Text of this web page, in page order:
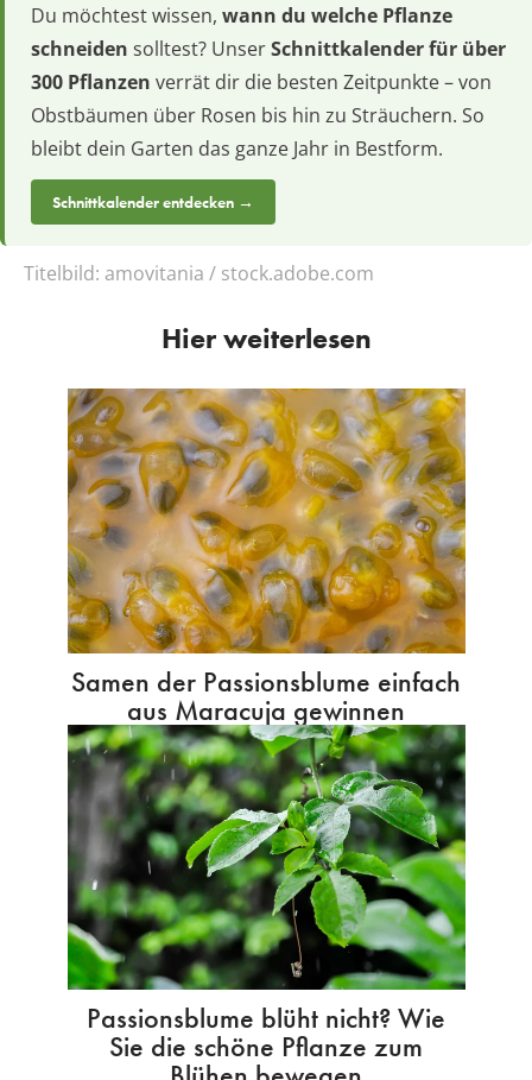
Du möchtest wissen, wann du welche Pflanze
schneiden solltest? UnserSchnittkalender für über
300 Pflanzen verrät dir die besten Zeitpunkte – von
Obstbäumen über Rosen bis hin zu Sträuchern. So
bleibt dein Garten das ganze Jahr in Bestform.
Schnittkalender entdecken →
Titelbild: amovitania / stock.adobe.com
Hier weiterlesen
Samen der Passionsblume einfach
aus Maracuja gewinnen
Passionsblume blüht nicht? Wie
Sie die schöne Pflanze zum